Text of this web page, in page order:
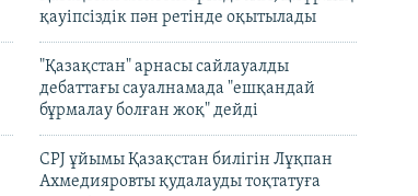
қауіпсіздік пән ретінде оқытылады
"Қазақстан" арнасы сайлауалды
дебаттағы сауалнамада "ешқандай
бұрмалау болған жоқ" дейді
CPJ ұйымы Қазақстан билігін Лұқпан
Ахмедияровты қудалауды тоқтатуға